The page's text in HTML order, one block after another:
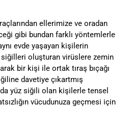
ellerimize ve oradan
gibi bundan farklı yöntemlerle
evde yaşayan kişilerin
oluşturan virüslere zemin
bir kişi ile ortak tıraş bıçağı
davetiye çıkartmış
yüz siğili olan kişilerle tensel
vücudunuza geçmesi için